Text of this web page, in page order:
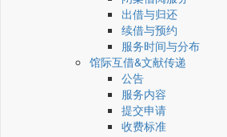
出借与归还
续借与预约
服务时间与分布
馆际互借&文献传递
公告
服务内容
提交申请
收费标准